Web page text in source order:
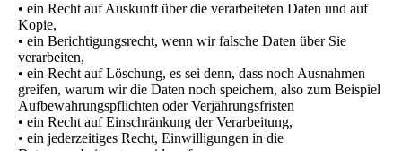
• ein Recht auf Auskunft über die verarbeiteten Daten und auf
Kopie,
• ein Berichtigungsrecht, wenn wir falsche Daten über Sie
verarbeiten,
• ein Recht auf Löschung, es sei denn, dass noch Ausnahmen
greifen, warum wir die Daten noch speichern, also zum Beispiel
Aufbewahrungspflichten oder Verjährungsfristen
• ein Recht auf Einschränkung der Verarbeitung,
• ein jederzeitiges Recht, Einwilligungen in die